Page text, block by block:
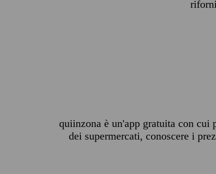
quiinzona è un'app gratuita con
dei supermercati, conoscere i